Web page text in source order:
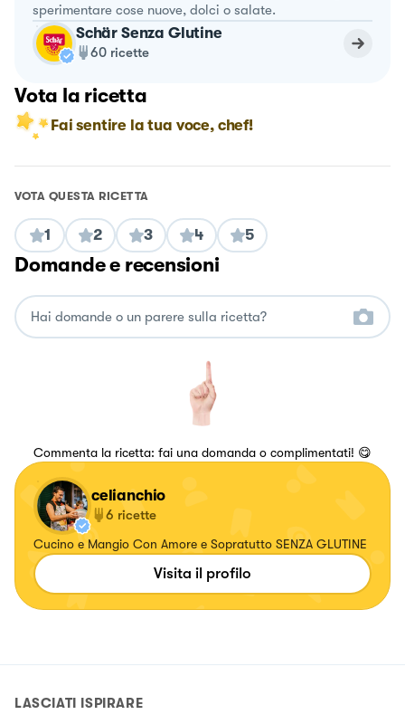
sperimentare cose nuove, dolci o salate.
Schär Senza Glutine
60 ricette
Vota la ricetta
Fai sentire la tua voce, chef!
VOTA QUESTA RICETTA
1 2 3 4 5
Domande e recensioni
Commenta la ricetta: fai una domanda o complimentati! 😋
celianchio
6 ricette
Cucino e Mangio Con Amore e Sopratutto SENZA GLUTINE
Visita il profilo
LASCIATI ISPIRARE